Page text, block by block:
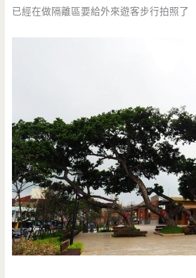
已經在做隔離區要給外來遊客步行拍照了